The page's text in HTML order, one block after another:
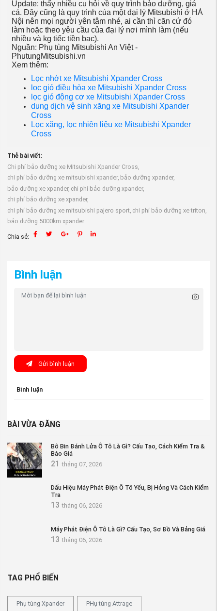
Update: thấy nhiều cụ hỏi về quy trình bảo dưỡng, giá
cả. Đây cũng là quy trình của một đại lý Mitsubishi ở HÀ
Nội nên mọi người yên tâm nhé, ai cần thì căn cứ đó
làm hoặc theo yêu cầu của đại lý nơi mình làm (nếu
nhiều và kg tiếc tiền bạc).
Nguần: Phụ tùng Mitsubishi An Việt -
PhutungMitsubishi.vn
Xem thêm:
Lọc nhớt xe Mitsubishi Xpander Cross
lọc gió điều hòa xe Mitsubishi Xpander Cross
lọc gió động cơ xe Mitsubishi Xpander Cross
dung dịch vệ sinh xăng xe Mitsubishi Xpander
Cross
Lọc xăng, lọc nhiên liệu xe Mitsubishi Xpander
Cross
Thẻ bài viết:
Chi phí bảo dưỡng xe Mitsubishi Xpander Cross,
chi phí bảo dưỡng xe mitsubishi xpander, bảo dưỡng xpander,
bảo dưỡng xe xpander, chi phí bảo dưỡng xpander,
chi phí bảo dưỡng xe xpander,
chi phí bảo dưỡng xe mitsubishi pajero sport, chi phí bảo dưỡng xe triton,
bảo dưỡng 5000km xpander
Chia sẻ:
Bình luận
Gửi bình luận
Bình luận
BÀI VỪA ĐĂNG
Bô Bin Đánh Lửa Ô Tô Là Gì? Cấu Tạo, Cách Kiểm Tra &
Báo Giá
21 tháng 07, 2026
Dấu Hiệu Máy Phát Điện Ô Tô Yếu, Bị Hỏng Và Cách Kiểm
Tra
13 tháng 06, 2026
Máy Phát Điện Ô Tô Là Gì? Cấu Tạo, Sơ Đồ Và Bảng Giá
13 tháng 06, 2026
TAG PHỔ BIẾN
Phụ tùng Xpander PHụ tùng Attrage